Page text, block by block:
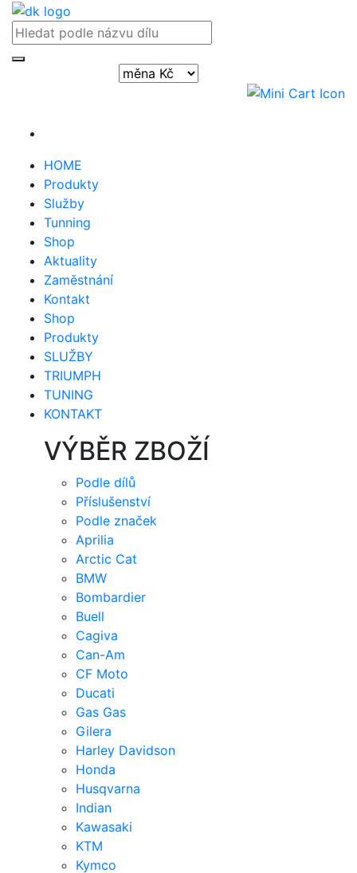
HOME
Produkty
Služby
Tunning
Shop
Aktuality
Zaměstnání
Kontakt
Shop
Produkty
SLUŽBY
TRIUMPH
TUNING
KONTAKT
VÝBĚR ZBOŽÍ
Podle dílů
Příslušenství
Podle značek
Aprilia
Arctic Cat
BMW
Bombardier
Buell
Cagiva
Can-Am
CF Moto
Ducati
Gas Gas
Gilera
Harley Davidson
Honda
Husqvarna
Indian
Kawasaki
KTM
Kymco